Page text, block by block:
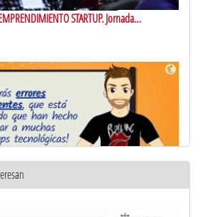
STARTUP. Jornada